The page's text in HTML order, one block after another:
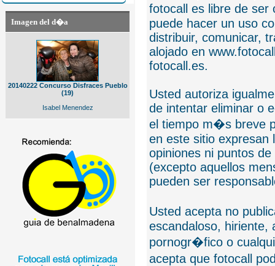
Imagen del d�a
20140222 Concurso Disfraces Pueblo
(19)
Isabel Menendez
fotocall es libre de
puede hacer un uso
distribuir, comunicar,
alojado en
fotocall.es.
Usted autoriza
de intentar eliminar o
el tiempo m�s breve
en este sitio expresan
opiniones ni puntos
(excepto aquellos
pueden ser
Usted acepta no
escandaloso, hiriente,
pornogr�fico o
acepta que fotocall